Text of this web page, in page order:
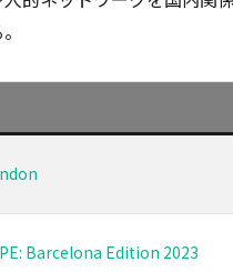
Barcelona Edition 2023